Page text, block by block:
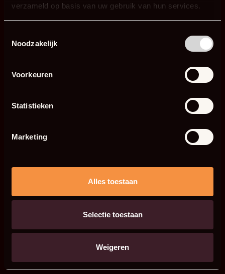
verzameld op basis van uw gebruik van hun services.
Noodzakelijk
Voorkeuren
Statistieken
Marketing
Alles toestaan
Selectie toestaan
Weigeren